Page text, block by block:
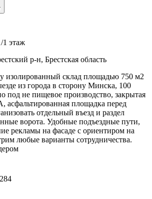
1 этаж
р-н, Брестская область
изолированный склад площадью 750 м2
из города в сторону Минска, 100
под не пищевое производство, закрытая
площадка перед
отдельный въезд и раздел
ворота. Удобные подъездные пути,
рекламы на фасаде с ориентиром на
любые варианты сотрудничества.